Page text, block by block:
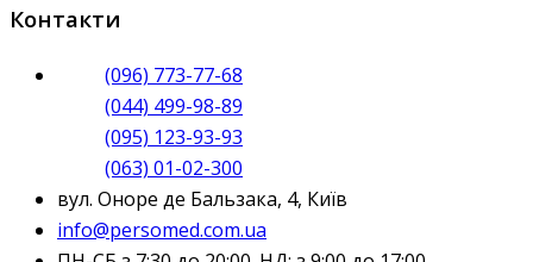
Контакти
(096) 773-77-68
(044) 499-98-89
(095) 123-93-93
(063) 01-02-300
вул. Оноре де Бальзака, 4, Київ
info@persomed.com.ua